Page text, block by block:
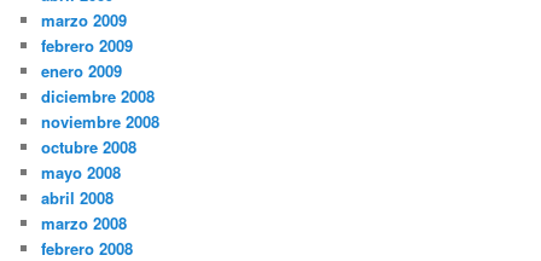
marzo 2009
febrero 2009
enero 2009
diciembre 2008
noviembre 2008
octubre 2008
mayo 2008
abril 2008
marzo 2008
febrero 2008